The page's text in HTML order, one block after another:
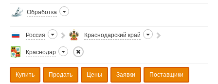
Обработка
Россия Краснодарский край
Краснодар
Купить Продать Цены Заявки Поставщики